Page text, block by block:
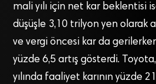
mali yılı için net kar beklentisi
düşüşle 3,10 trilyon yen olarak
ve vergi öncesi kar da
yüzde 6,5 artış gösterdi.
yılında faaliyet karının yüzde